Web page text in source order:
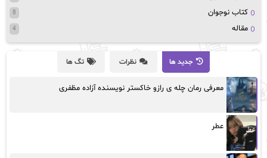
کتاب نوجوان 8
مقاله 4
جدید ها نظرات تگ ها
معرفی رمان چله ی رازو خاکستر نویسنده آزاده مظفری
عطر